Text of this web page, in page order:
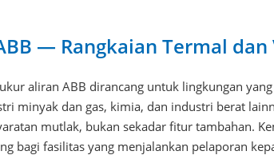
— Rangkaian Termal dan
aliran ABB dirancang untuk lingkungan
minyak dan gas, kimia, dan industri berat
mutlak, bukan sekadar fitur tambahan.
bagi fasilitas yang menjalankan pelaporan